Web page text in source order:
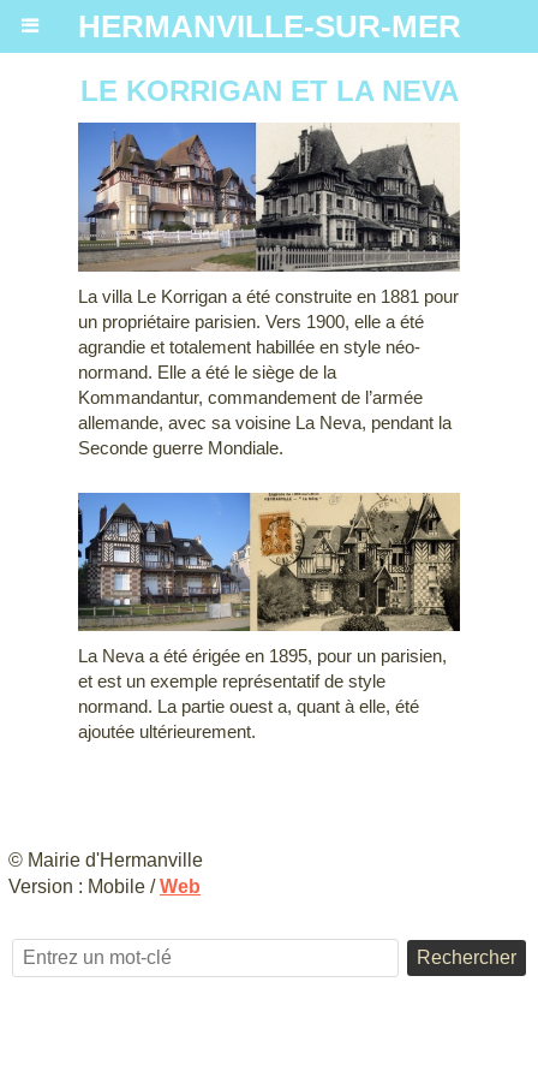
HERMANVILLE-SUR-MER
LE KORRIGAN ET LA NEVA
La villa Le Korrigan a été construite en 1881 pour
un propriétaire parisien. Vers 1900, elle a été
agrandie et totalement habillée en style néo-
normand. Elle a été le siège de la
Kommandantur, commandement de l’armée
allemande, avec sa voisine La Neva, pendant la
Seconde guerre Mondiale.
La Neva a été érigée en 1895, pour un parisien,
et est un exemple représentatif de style
normand. La partie ouest a, quant à elle, été
ajoutée ultérieurement.
© Mairie d'Hermanville
Version : Mobile /Web
Rechercher